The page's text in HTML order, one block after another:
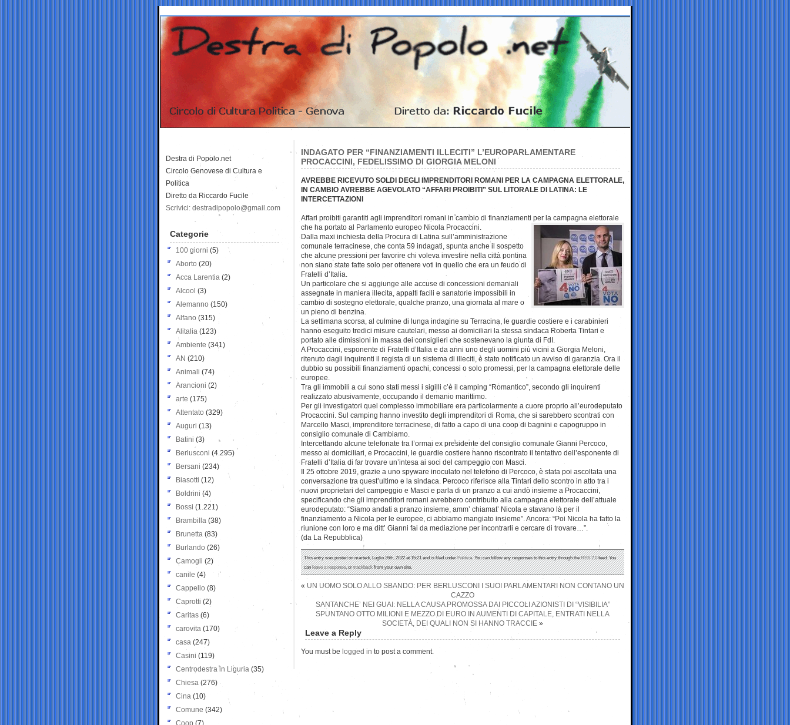
INDAGATO PER “FINANZIAMENTI ILLECITI” L’EUROPARLAMENTARE
PROCACCINI, FEDELISSIMO DI GIORGIA MELONI
AVREBBE RICEVUTO SOLDI DEGLI IMPRENDITORI ROMANI PER LA CAMPAGNA ELETTORALE,
IN CAMBIO AVREBBE AGEVOLATO “AFFARI PROIBITI” SUL LITORALE DI LATINA: LE
INTERCETTAZIONI
Affari proibiti garantiti agli imprenditori romani in cambio di finanziamenti per la campagna elettorale
che ha portato al Parlamento europeo Nicola Procaccini.
Dalla maxi inchiesta della Procura di Latina sull’amministrazione
comunale terracinese, che conta 59 indagati, spunta anche il sospetto
che alcune pressioni per favorire chi voleva investire nella città pontina
non siano state fatte solo per ottenere voti in quello che era un feudo di
Fratelli d’Italia.
Un particolare che si aggiunge alle accuse di concessioni demaniali
assegnate in maniera illecita, appalti facili e sanatorie impossibili in
cambio di sostegno elettorale, qualche pranzo, una giornata al mare o
un pieno di benzina.
La settimana scorsa, al culmine di lunga indagine su Terracina, le guardie costiere e i carabinieri
hanno eseguito tredici misure cautelari, messo ai domiciliari la stessa sindaca Roberta Tintari e
portato alle dimissioni in massa dei consiglieri che sostenevano la giunta di FdI.
A Procaccini, esponente di Fratelli d’Italia e da anni uno degli uomini più vicini a Giorgia Meloni,
ritenuto dagli inquirenti il regista di un sistema di illeciti, è stato notificato un avviso di garanzia. Ora il
dubbio su possibili finanziamenti opachi, concessi o solo promessi, per la campagna elettorale delle
europee.
Tra gli immobili a cui sono stati messi i sigilli c’è il camping “Romantico”, secondo gli inquirenti
realizzato abusivamente, occupando il demanio marittimo.
Per gli investigatori quel complesso immobiliare era particolarmente a cuore proprio all’eurodeputato
Procaccini. Sul camping hanno investito degli imprenditori di Roma, che si sarebbero scontrati con
Marcello Masci, imprenditore terracinese, di fatto a capo di una coop di bagnini e capogruppo in
consiglio comunale di Cambiamo.
Intercettando alcune telefonate tra l’ormai ex presidente del consiglio comunale Gianni Percoco,
messo ai domiciliari, e Procaccini, le guardie costiere hanno riscontrato il tentativo dell’esponente di
Fratelli d’Italia di far trovare un’intesa ai soci del campeggio con Masci.
Il 25 ottobre 2019, grazie a uno spyware inoculato nel telefono di Percoco, è stata poi ascoltata una
conversazione tra quest’ultimo e la sindaca. Percoco riferisce alla Tintari dello scontro in atto tra i
nuovi proprietari del campeggio e Masci e parla di un pranzo a cui andò insieme a Procaccini,
specificando che gli imprenditori romani avrebbero contribuito alla campagna elettorale dell’attuale
eurodeputato: “Siamo andati a pranzo insieme, amm’ chiamat’ Nicola e stavano là per il
finanziamento a Nicola per le europee, ci abbiamo mangiato insieme”. Ancora: “Poi Nicola ha fatto la
riunione con loro e ma ditt’ Gianni fai da mediazione per incontrarli e cercare di trovare…”.
(da La Repubblica)
This entry was posted on martedì, Luglio 26th, 2022 at 15:21 and is filed underPolitica. You can follow any responses to this entry through theRSS 2.0feed. You
canleave a response, ortrackbackfrom your own site.
« UN UOMO SOLO ALLO SBANDO: PER BERLUSCONI I SUOI PARLAMENTARI NON CONTANO UN
CAZZO
SANTANCHE’ NEI GUAI: NELLA CAUSA PROMOSSA DAI PICCOLI AZIONISTI DI “VISIBILIA”
SPUNTANO OTTO MILIONI E MEZZO DI EURO IN AUMENTI DI CAPITALE, ENTRATI NELLA
SOCIETÀ, DEI QUALI NON SI HANNO TRACCIE »
Leave a Reply
You must be logged in to post a comment.
Destra di Popolo.net
Circolo Genovese di Cultura e
Politica
Diretto da Riccardo Fucile
Scrivici: destradipopolo@gmail.com
Categorie
100 giorni (5)
Aborto (20)
Acca Larentia (2)
Alcool (3)
Alemanno (150)
Alfano (315)
Alitalia (123)
Ambiente (341)
AN (210)
Animali (74)
Arancioni (2)
arte (175)
Attentato (329)
Auguri (13)
Batini (3)
Berlusconi (4.295)
Bersani (234)
Biasotti (12)
Boldrini (4)
Bossi (1.221)
Brambilla (38)
Brunetta (83)
Burlando (26)
Camogli (2)
canile (4)
Cappello (8)
Caprotti (2)
Caritas (6)
carovita (170)
casa (247)
Casini (119)
Centrodestra in Liguria (35)
Chiesa (276)
Cina (10)
Comune (342)
Coop (7)